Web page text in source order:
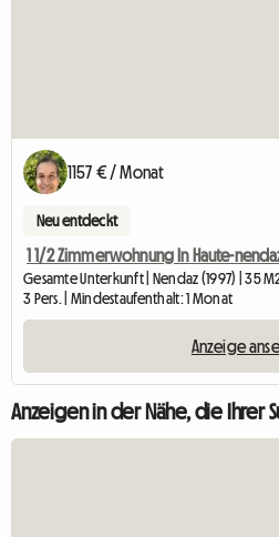
1157 € / Monat
Neu entdeckt
1 1/2 Zimmerwohnung In Haute-
Gesamte Unterkunft | Nendaz (1997) | 35
3 Pers. | Mindestaufenthalt: 1 Monat
Anzeige
Anzeigen in der Nähe, die Ihrer